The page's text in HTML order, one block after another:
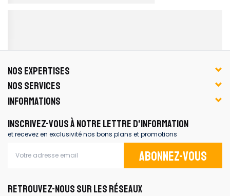
NOS EXPERTISES
NOS SERVICES
INFORMATIONS
INSCRIVEZ-VOUS À NOTRE LETTRE D'INFORMATION
et recevez en exclusivité nos bons plans et promotions
Abonnez-vous
RETROUVEZ-NOUS SUR LES RÉSEAUX